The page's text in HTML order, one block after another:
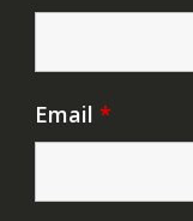
Email *